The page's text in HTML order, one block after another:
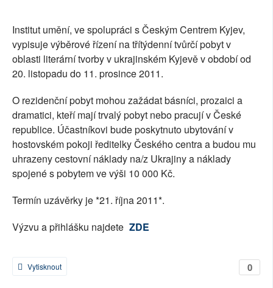
RUBRIKY
PLNÁ VERZE STRÁNEK
Institut umění, ve spolupráci s Českým Centrem Kyjev,
vypisuje výběrové řízení na třítýdenní tvůrčí pobyt v
oblasti literární tvorby v ukrajinském Kyjevě v období od
20. listopadu do 11. prosince 2011.
O rezidenční pobyt mohou zažádat básníci, prozaici a
dramatici, kteří mají trvalý pobyt nebo pracují v České
republice. Účastníkovi bude poskytnuto ubytování v
hostovském pokoji ředitelky Českého centra a budou mu
uhrazeny cestovní náklady na/z Ukrajiny a náklady
spojené s pobytem ve výši 10 000 Kč.
Termín uzávěrky je *21. října 2011*.
Výzvu a přihlášku najdete ZDE
0
Vytisknout